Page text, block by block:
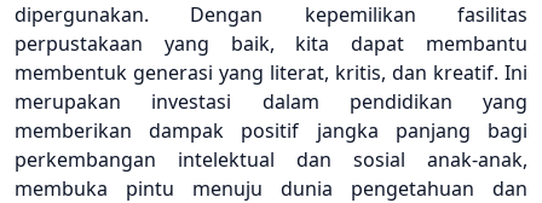
dipergunakan. Dengan kepemilikan fasilitas
perpustakaan yang baik, kita dapat membantu
membentuk generasi yang literat, kritis, dan kreatif. Ini
merupakan investasi dalam pendidikan yang
memberikan dampak positif jangka panjang bagi
perkembangan intelektual dan sosial anak-anak,
membuka pintu menuju dunia pengetahuan dan